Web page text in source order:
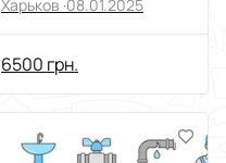
Харьков ·08.01.2025
6500 грн.